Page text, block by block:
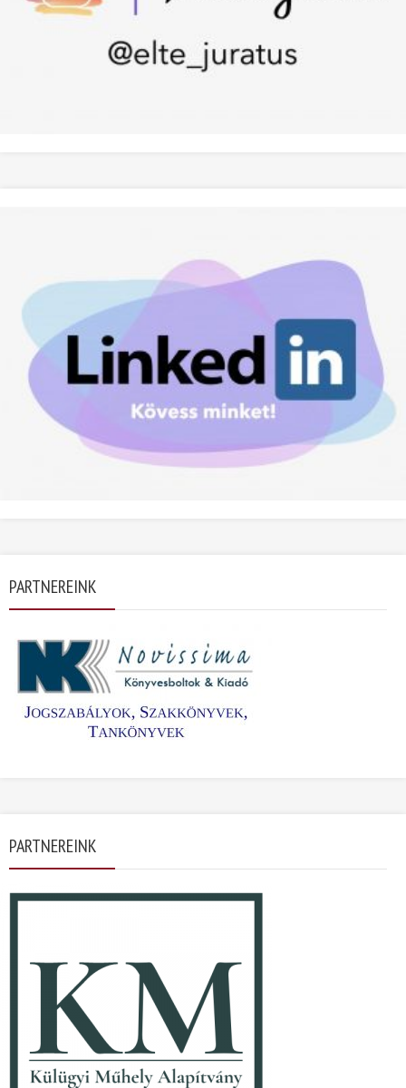
PARTNEREINK
PARTNEREINK